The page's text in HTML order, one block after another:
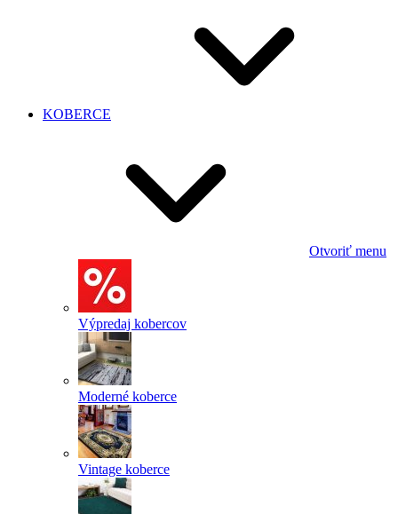
KOBERCE
Otvoriť menu
Výpredaj kobercov
Moderné koberce
Vintage koberce